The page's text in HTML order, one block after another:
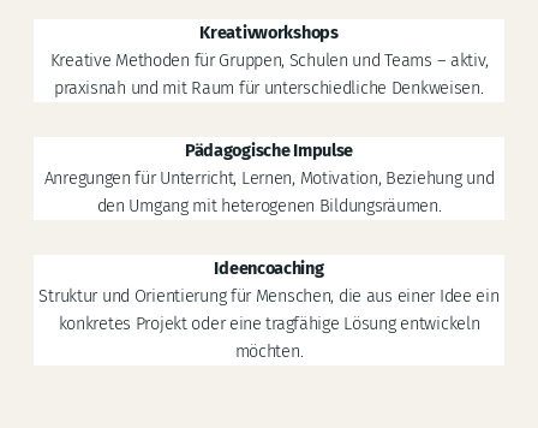
Kreativworkshops
Kreative Methoden für Gruppen, Schulen und Teams – aktiv,
praxisnah und mit Raum für unterschiedliche Denkweisen.
Pädagogische Impulse
Anregungen für Unterricht, Lernen, Motivation, Beziehung und
den Umgang mit heterogenen Bildungsräumen.
Ideencoaching
Struktur und Orientierung für Menschen, die aus einer Idee ein
konkretes Projekt oder eine tragfähige Lösung entwickeln
möchten.